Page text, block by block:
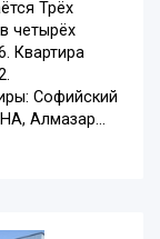
Трёх
четырёх
Квартира
Софийский
Алмазар...